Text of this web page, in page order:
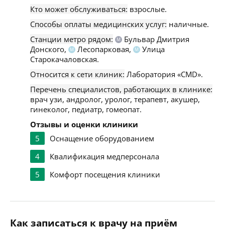
Кто может обслуживаться: взрослые.
Способы оплаты медицинских услуг: наличные.
Станции метро рядом:
М
Бульвар Дмитрия
Донского,
М Лесопарковая, М
Улица
Старокачаловская.
Относится к сети клиник: Лаборатория «CMD».
Перечень специалистов, работающих в клинике:
врач узи, андролог, уролог, терапевт, акушер,
гинеколог, педиатр, гомеопат.
Отзывы и оценки клиники
5
Оснащение оборудованием
4
Квалификация медперсонала
5
Комфорт посещения клиники
Как записаться к врачу на приём